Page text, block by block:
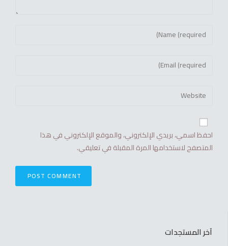
احفظ اسمي، بريدي الإلكتروني، والموقع الإلكتروني في هذا
المتصفح لاستخدامها المرة المقبلة في تعليقي.
آخر المستجدات